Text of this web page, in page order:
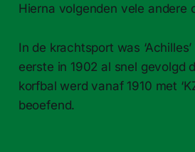
Hierna volgenden vele andere
In de krachtsport was
eerste in 1902 al snel gevolgd
korfbal werd vanaf 1910 met
beoefend.